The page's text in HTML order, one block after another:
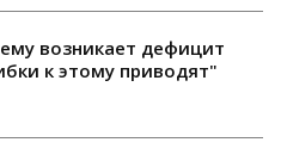
возникает дефицит
к этому приводят"